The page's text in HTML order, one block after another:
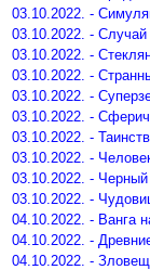
03.10.2022. -
03.10.2022. -
03.10.2022. -
03.10.2022. -
03.10.2022. -
03.10.2022. -
03.10.2022. -
03.10.2022. -
03.10.2022. -
03.10.2022. -
04.10.2022. - Ванга
04.10.2022. -
04.10.2022. -